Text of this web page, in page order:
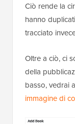
Ciò rende la
hanno
tracciato
Oltre a ciò, ci
della
basso, vedrai
immagine di